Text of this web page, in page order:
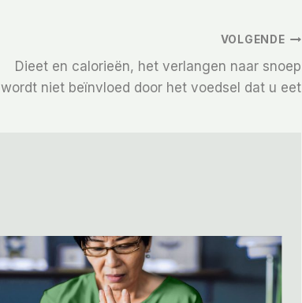
VOLGENDE
Dieet en calorieën, het verlangen naar snoep
wordt niet beïnvloed door het voedsel dat u eet